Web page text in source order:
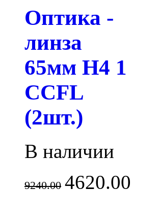
Оптика -
линза
65мм H4 1
CCFL
(2шт.)
В наличии
9240.00 4620.00